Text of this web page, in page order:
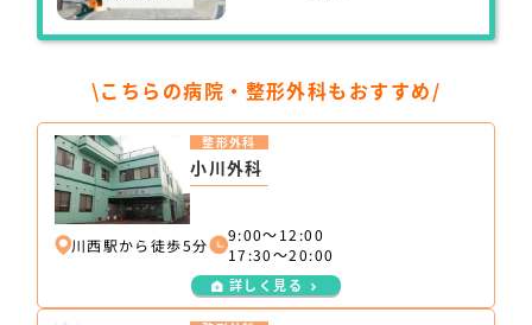
\こちらの病院・整形外科もおすすめ/
小川外科
整形外科
川西駅から徒歩5分
9:00～12:00
17:30～20:00
詳しく見る